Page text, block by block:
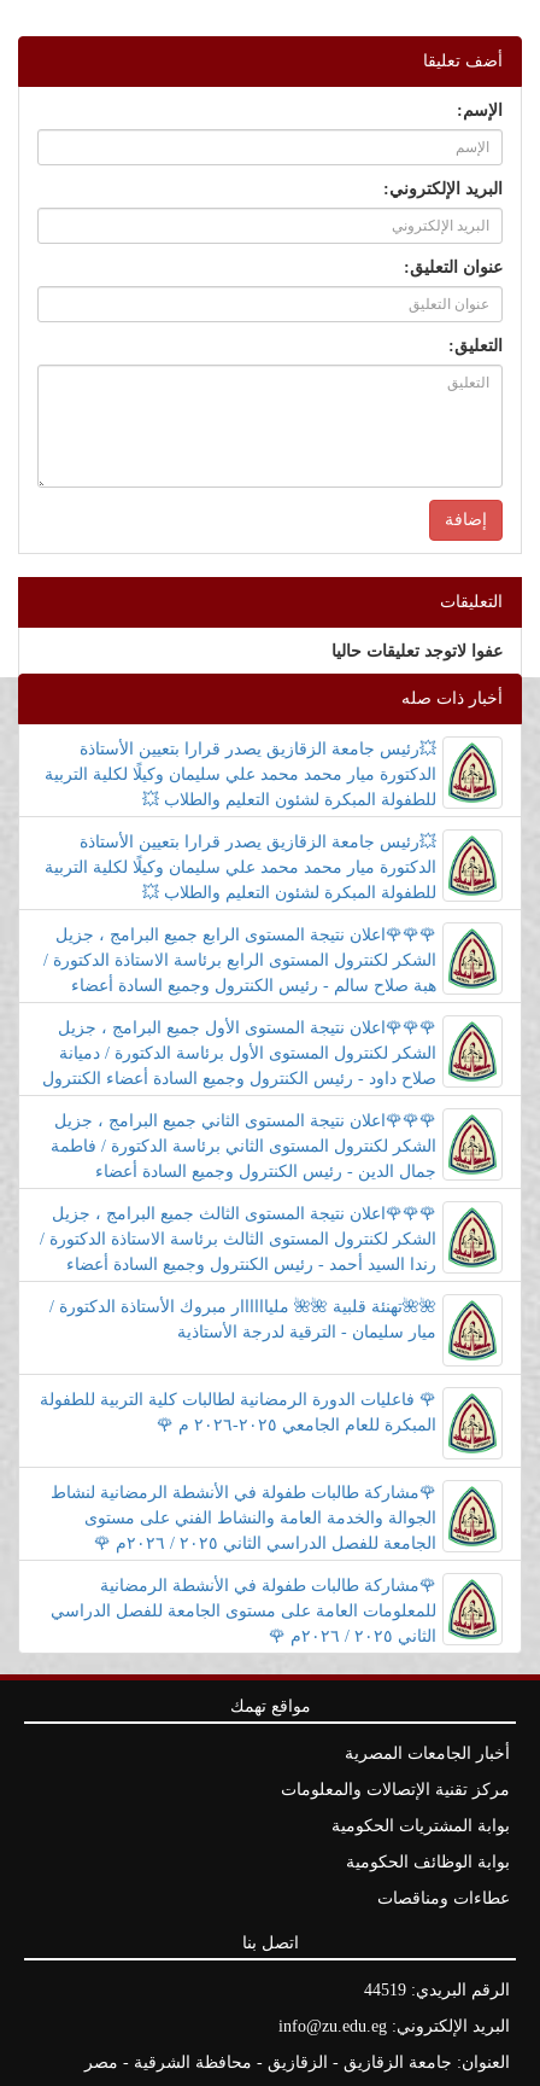
أضف تعليقا
الإسم:
البريد الإلكتروني:
عنوان التعليق:
التعليق:
التعليقات
عفوا لاتوجد تعليقات حاليا
أخبار ذات صله
💥رئيس جامعة الزقازيق يصدر قرارا بتعيين الأستاذة
الدكتورة ميار محمد محمد علي سليمان وكيلًا لكلية التربية
للطفولة المبكرة لشئون التعليم والطلاب 💥
💥رئيس جامعة الزقازيق يصدر قرارا بتعيين الأستاذة
الدكتورة ميار محمد محمد علي سليمان وكيلًا لكلية التربية
للطفولة المبكرة لشئون التعليم والطلاب 💥
🌹🌹🌹اعلان نتيجة المستوى الرابع جميع البرامج ، جزيل
الشكر لكنترول المستوى الرابع برئاسة الاستاذة الدكتورة /
هبة صلاح سالم - رئيس الكنترول وجميع السادة أعضاء
🌹🌹🌹اعلان نتيجة المستوى الأول جميع البرامج ، جزيل
الشكر لكنترول المستوى الأول برئاسة الدكتورة / دميانة
صلاح داود - رئيس الكنترول وجميع السادة أعضاء الكنترول
🌹🌹🌹اعلان نتيجة المستوى الثاني جميع البرامج ، جزيل
الشكر لكنترول المستوى الثاني برئاسة الدكتورة / فاطمة
جمال الدين - رئيس الكنترول وجميع السادة أعضاء
🌹🌹🌹اعلان نتيجة المستوى الثالث جميع البرامج ، جزيل
الشكر لكنترول المستوى الثالث برئاسة الاستاذة الدكتورة /
رندا السيد أحمد - رئيس الكنترول وجميع السادة أعضاء
🌺🌺تهنئة قلبية 🌺🌺 ملياااااار مبروك الأستاذة الدكتورة /
ميار سليمان - الترقية لدرجة الأستاذية
🌹 فاعليات الدورة الرمضانية لطالبات كلية التربية للطفولة
المبكرة للعام الجامعي ٢٠٢٥-٢٠٢٦ م 🌹
🌹مشاركة طالبات طفولة في الأنشطة الرمضانية لنشاط
الجوالة والخدمة العامة والنشاط الفني على مستوى
الجامعة للفصل الدراسي الثاني ٢٠٢٥ / ٢٠٢٦م 🌹
🌹مشاركة طالبات طفولة في الأنشطة الرمضانية
للمعلومات العامة على مستوى الجامعة للفصل الدراسي
الثاني ٢٠٢٥ / ٢٠٢٦م 🌹
مواقع تهمك
أخبار الجامعات المصرية
مركز تقنية الإتصالات والمعلومات
بوابة المشتريات الحكومية
بوابة الوظائف الحكومية
عطاءات ومناقصات
اتصل بنا
الرقم البريدي: 44519
البريد الإلكتروني: info@zu.edu.eg
العنوان: جامعة الزقازيق - الزقازيق - محافظة الشرقية - مصر